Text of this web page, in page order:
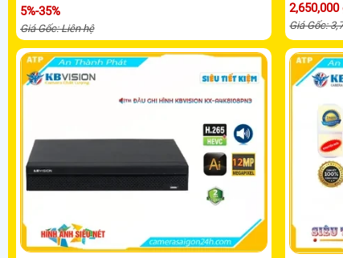
5%-35%
Giá Gốc: Liên hệ
2,650,000
Giá Gốc: